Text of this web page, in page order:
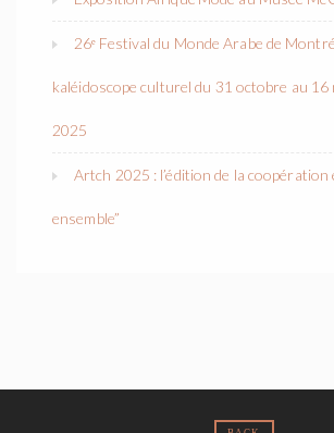
26ᵉ Festival du Monde Arabe de
kaléidoscope culturel du 31 octobre au 16
2025
Artch 2025 : l’édition de la coopération
ensemble”